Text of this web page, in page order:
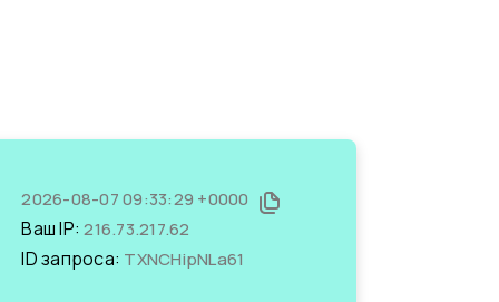
2026-08-07 09:33:29 +0000
Ваш IP:216.73.217.62
ID запроса: TXNCHipNLa61